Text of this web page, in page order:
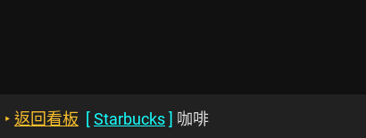
‣ 返回看板 [Starbucks] 咖啡